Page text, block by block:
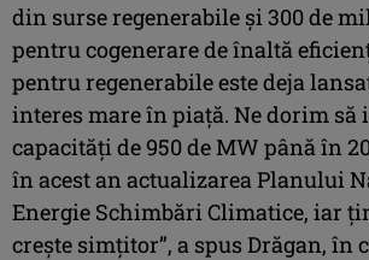
din surse regenerabile şi 300 de
pentru cogenerare de înaltă
pentru regenerabile este deja
interes mare în piaţă. Ne dorim să
capacităţi de 950 de MW până în
în acest an actualizarea Planului
Energie Schimbări Climatice, iar
creşte simţitor”, a spus Drăgan, în